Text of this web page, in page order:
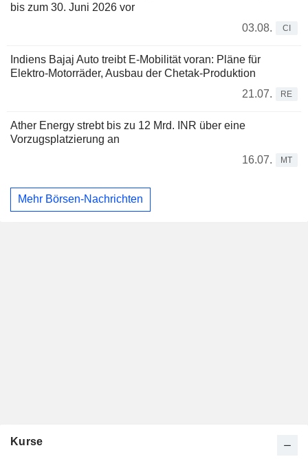
bis zum 30. Juni 2026 vor
03.08.
CI
Indiens Bajaj Auto treibt E-Mobilität voran: Pläne für
Elektro-Motorräder, Ausbau der Chetak-Produktion
21.07.
RE
Ather Energy strebt bis zu 12 Mrd. INR über eine
Vorzugsplatzierung an
16.07.
MT
Mehr Börsen-Nachrichten
Kurse